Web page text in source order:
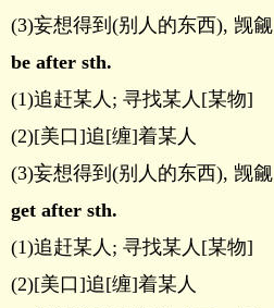
(3)妄想得到(别人的东西), 觊觎
be after sth.
(1)追赶某人; 寻找某人[某物]
(2)[美口]追[缠]着某人
(3)妄想得到(别人的东西), 觊觎
get after sth.
(1)追赶某人; 寻找某人[某物]
(2)[美口]追[缠]着某人